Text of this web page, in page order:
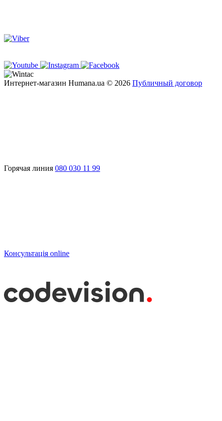
Интернет-магазин Humana.ua © 2026 Публичный договор
Горячая линия 080 030 11 99
Консультація online